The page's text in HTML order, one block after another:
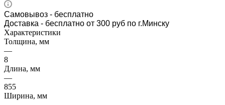
Самовывоз - бесплатно
Доставка - бесплатно от 300 руб по г.Минску
Характеристики
Толщина, мм
—
8
Длина, мм
—
855
Ширина, мм